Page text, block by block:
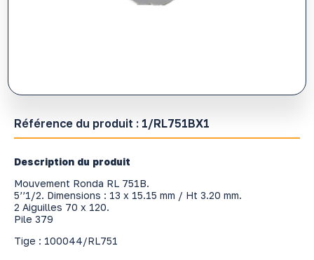
Référence du produit : 1/RL751BX1
Description du produit
Mouvement Ronda RL 751B.
5’’1/2. Dimensions : 13 x 15.15 mm / Ht 3.20 mm.
2 Aiguilles 70 x 120.
Pile 379
Tige : 100044/RL751